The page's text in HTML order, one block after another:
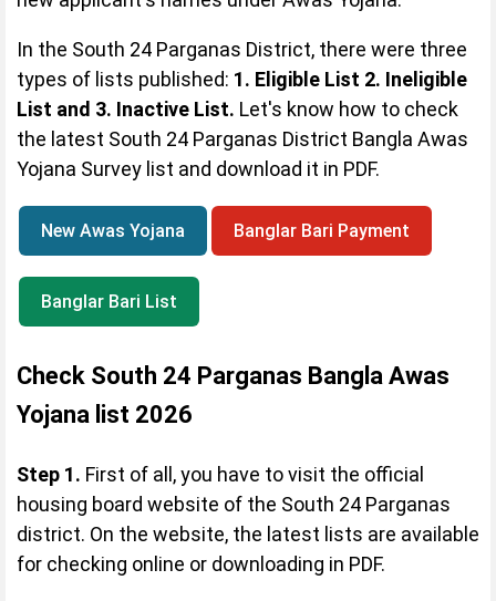
In the South 24 Parganas District, there were three
types of lists published: 1. Eligible List 2. Ineligible
List and 3. Inactive List. Let's know how to check
the latest South 24 Parganas District Bangla Awas
Yojana Survey list and download it in PDF.
Bangla Awas Yojana Quick Links
New Awas Yojana Banglar Bari Payment
Banglar Bari List
Check South 24 Parganas Bangla Awas
Yojana list 2026
Step 1. First of all, you have to visit the official
housing board website of the South 24 Parganas
district. On the website, the latest lists are available
for checking online or downloading in PDF.